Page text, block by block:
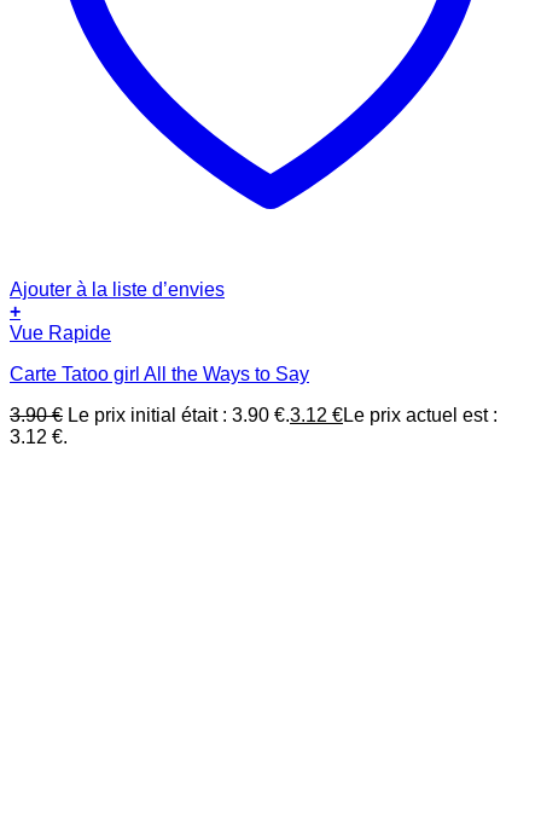
Ajouter à la liste d’envies
+
Vue Rapide
Carte Tatoo girl All the Ways to Say
3.90€ Le prix initial était : 3.90 €.3.12 €Le prix actuel est :
3.12 €.